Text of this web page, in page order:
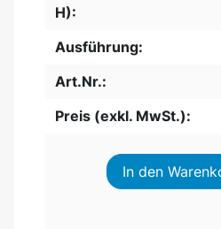
H):
Ausführung:
Art.Nr.:
Preis (exkl. MwSt.):
In den